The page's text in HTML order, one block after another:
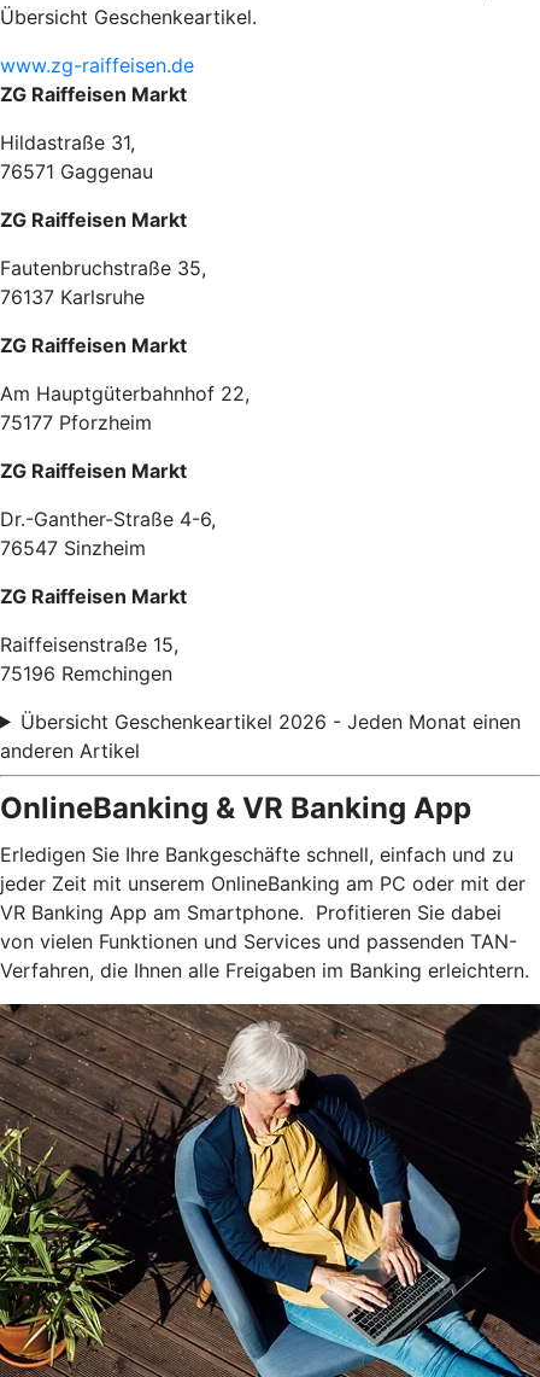
Übersicht Geschenkeartikel.
www.zg-raiffeisen.de
ZG Raiffeisen Markt
Hildastraße 31,
76571 Gaggenau
ZG Raiffeisen Markt
Fautenbruchstraße 35,
76137 Karlsruhe
ZG Raiffeisen Markt
Am Hauptgüterbahnhof 22,
75177 Pforzheim
ZG Raiffeisen Markt
Dr.-Ganther-Straße 4-6,
76547 Sinzheim
ZG Raiffeisen Markt
Raiffeisenstraße 15,
75196 Remchingen
Übersicht Geschenkeartikel 2026 - Jeden Monat einen
anderen Artikel
OnlineBanking & VR Banking App
Erledigen Sie Ihre Bankgeschäfte schnell, einfach und zu
jeder Zeit mit unserem OnlineBanking am PC oder mit der
VR Banking App am Smartphone. Profitieren Sie dabei
von vielen Funktionen und Services und passenden TAN-
Verfahren, die Ihnen alle Freigaben im Banking erleichtern.